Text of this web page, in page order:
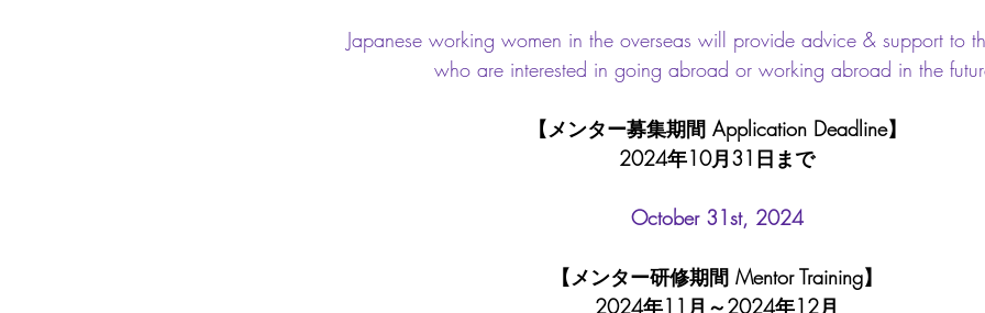
Japanese working women in the overseas will provide advice & support to
who are interested in going abroad or working abroad in the
【メンター募集期間 Application Deadline】
2024年10月31日まで
October 31st, 2024
【メンター研修期間 Mentor Training】
2024年11月～2024年12月